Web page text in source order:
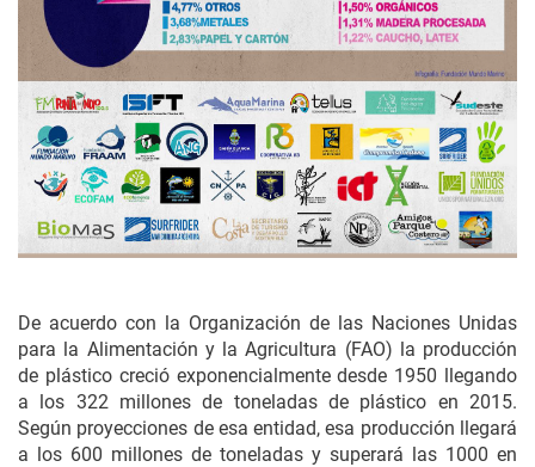
De acuerdo con la Organización de las Naciones Unidas
para la Alimentación y la Agricultura (FAO) la producción
de plástico creció exponencialmente desde 1950 llegando
a los 322 millones de toneladas de plástico en 2015.
Según proyecciones de esa entidad, esa producción llegará
a los 600 millones de toneladas y superará las 1000 en